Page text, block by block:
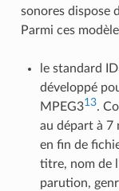
sonores dispose
Parmi ces
le standard
développé
MPEG313.
au départ à 7
en fin de
titre, nom de
parution,